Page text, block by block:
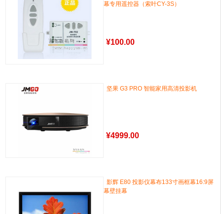
幕专用遥控器（索叶CY-3S）
¥100.00
坚果 G3 PRO 智能家用高清投影机
¥4999.00
影辉 E80 投影仪幕布133寸画框幕16:9屏
幕壁挂幕